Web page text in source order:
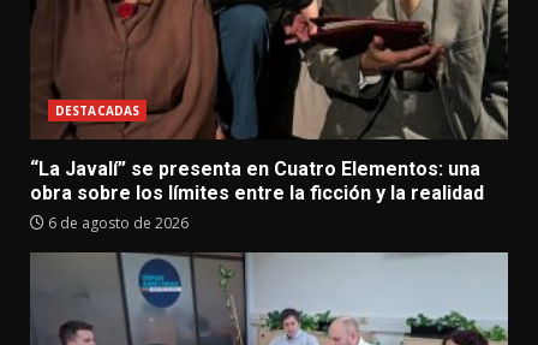
DESTACADAS
“La Javalí” se presenta en Cuatro Elementos: una
obra sobre los límites entre la ficción y la realidad
6 de agosto de 2026